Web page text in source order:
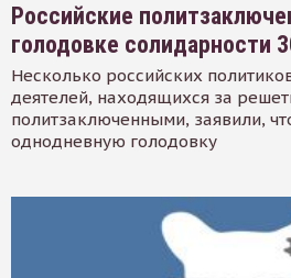
Российские
голодовке солидарности
Несколько российских
деятелей, находящихся за
политзаключенными, заявили,
однодневную голодовку